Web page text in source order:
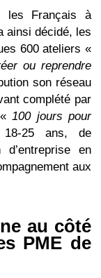
les Français à
ainsi décidé, les
600 ateliers «
ou reprendre
son réseau
complété par
«100 jours pour
25 ans, de
en
aux
au côté
PME de